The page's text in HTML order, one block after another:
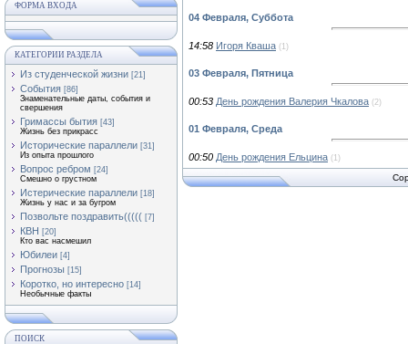
ФОРМА ВХОДА
КАТЕГОРИИ РАЗДЕЛА
Из студенческой жизни [21]
События [86]
Знаменательные даты, события и
свершения
Гримассы бытия [43]
Жизнь без прикрасс
Исторические параллели [31]
Из опыта прошлого
Вопрос ребром [24]
Смешно о грустном
Истерические параллели [18]
Жизнь у нас и за бугром
Позвольте поздравить((((( [7]
КВН [20]
Кто вас насмешил
Юбилеи [4]
Прогнозы [15]
Коротко, но интересно [14]
Необычные факты
ПОИСК
04 Февраля, Суббота
14:58 Игоря Кваша (1)
03 Февраля, Пятница
00:53 День рождения Валерия Чкалова (2)
01 Февраля, Среда
00:50 День рождения Ельцина (1)